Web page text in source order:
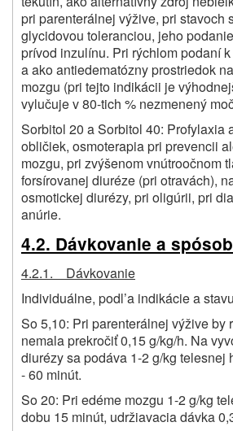
pri parenterálnej výžive, pri stavoch
glycidovou toleranciou, jeho
prívod inzulínu. Pri rýchlom podaní
a ako antiedematózny prostriedok
mozgu (pri tejto indikácii je
vylučuje v 80-tich % nezmenený
Sorbitol 20 a Sorbitol 40: Profylaxia
obličiek, osmoterapia pri prevencii
mozgu, pri zvýšenom vnútroočnom
forsírovanej diuréze (pri otravách),
osmotickej diurézy, pri oligúrii, pri
anúrie.
4.2. Dávkovanie a
4.2.1. Dávkovanie
Individuálne, podl’a indikácie a
So 5,10: Pri parenterálnej výžive by
nemala prekročiť 0,15 g/kg/h. Na
diurézy sa podáva 1-2 g/kg telesnej
- 60 minút.
So 20: Pri edéme mozgu 1-2 g/kg
dobu 15 minút, udržiavacia dávka